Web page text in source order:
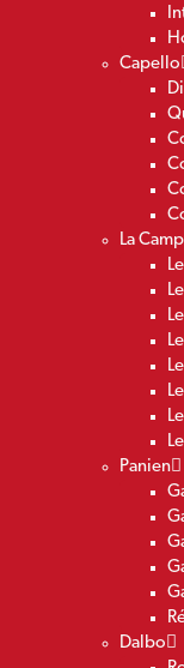
Capello
La
Panien
Dalbo